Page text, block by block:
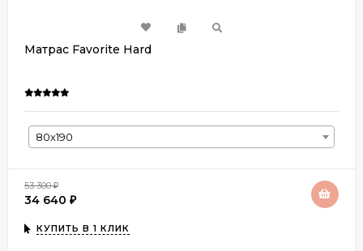
Матрас Favorite Hard
80х190
53 300₽
34 640 ₽
КУПИТЬ В 1 КЛИК